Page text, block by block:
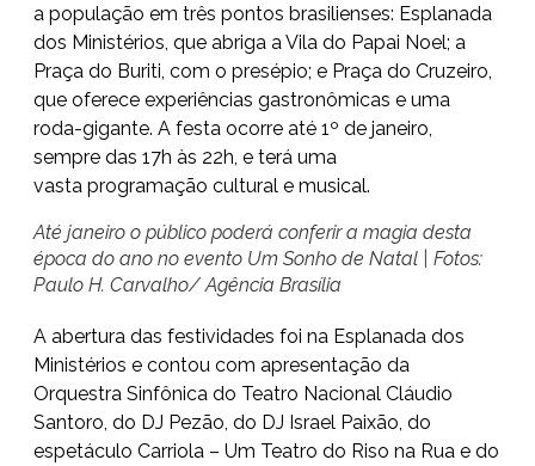
a população em três pontos brasilienses: Esplanada
dos Ministérios, que abriga a Vila do Papai Noel; a
Praça do Buriti, com o presépio; e Praça do Cruzeiro,
que oferece experiências gastronômicas e uma
roda-gigante. A festa ocorre até 1º de janeiro,
sempre das 17h às 22h, e terá uma
vasta programação cultural e musical.
Até janeiro o público poderá conferir a magia desta
época do ano no evento Um Sonho de Natal | Fotos:
Paulo H. Carvalho/ Agência Brasília
A abertura das festividades foi na Esplanada dos
Ministérios e contou com apresentação da
Orquestra Sinfônica do Teatro Nacional Cláudio
Santoro, do DJ Pezão, do DJ Israel Paixão, do
espetáculo Carriola – Um Teatro do Riso na Rua e do